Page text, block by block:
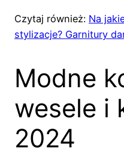
Czytaj również: Na
stylizacje? Garnitury
Modne
wesele i
2024